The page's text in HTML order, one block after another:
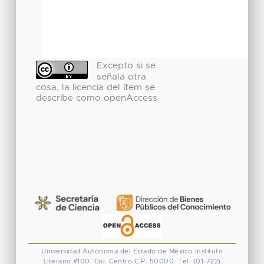
Excepto si se
señala otra
cosa, la licencia del ítem se
describe como openAccess
Universidad Autónoma del Estado de México
Instituto
Literario #100. Col. Centro C.P. 50000. Tel. (01-722)